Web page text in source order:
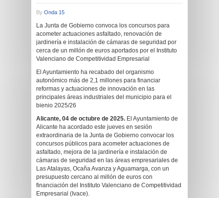
By Onda 15
La Junta de Gobierno convoca los concursos para
acometer actuaciones asfaltado, renovación de
jardinería e instalación de cámaras de seguridad por
cerca de un millón de euros aportados por el Instituto
Valenciano de Competitividad Empresarial
El Ayuntamiento ha recabado del organismo
autonómico más de 2,1 millones para financiar
reformas y actuaciones de innovación en las
principales áreas industriales del municipio para el
bienio 2025/26
Alicante, 04 de octubre de 2025. El Ayuntamiento de
Alicante ha acordado este jueves en sesión
extraordinaria de la Junta de Gobierno convocar los
concursos públicos para acometer actuaciones de
asfaltado, mejora de la jardinería e instalación de
cámaras de seguridad en las áreas empresariales de
Las Atalayas, Ocaña Avanza y Aguamarga, con un
presupuesto cercano al millón de euros con
financiación del Instituto Valenciano de Competitividad
Empresarial (Ivace).